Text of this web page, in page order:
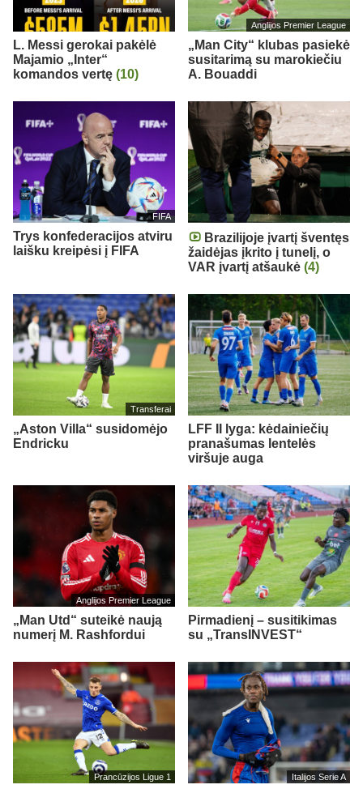
L. Messi gerokai pakėlė
Majamio „Inter“
komandos vertę (10)
Anglijos Premier League
„Man City“ klubas pasiekė
susitarimą su marokiečiu
A. Bouaddi
FIFA
Trys konfederacijos atviru
laišku kreipėsi į FIFA
Brazilijoje įvartį šventęs
žaidėjas įkrito į tunelį, o
VAR įvartį atšaukė (4)
Transferai
„Aston Villa“ susidomėjo
Endricku
LFF II lyga: kėdainiečių
pranašumas lentelės
viršuje auga
Anglijos Premier League
„Man Utd“ suteikė naują
numerį M. Rashfordui
Pirmadienį – susitikimas
su „TransINVEST“
Prancūzijos Ligue 1 Italijos Serie A